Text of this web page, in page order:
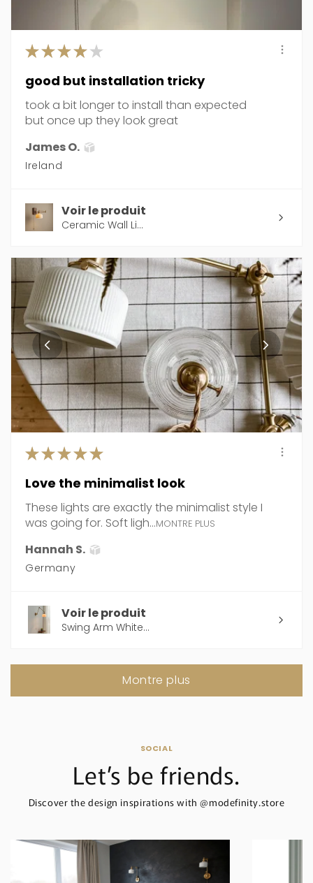
★★★★ ★
good but installation tricky
took a bit longer to install than expected
but once up they look great
James O.
Ireland
Voir le produit
Ceramic Wall Li...
★★★★★
Love the minimalist look
These lights are exactly the minimalist style I
was going for. Soft ligh...MONTRE PLUS
Hannah S.
Germany
Voir le produit
Swing Arm White...
Montre plus
SOCIAL
Let’s be friends.
Discover the design inspirations with @modefinity.store